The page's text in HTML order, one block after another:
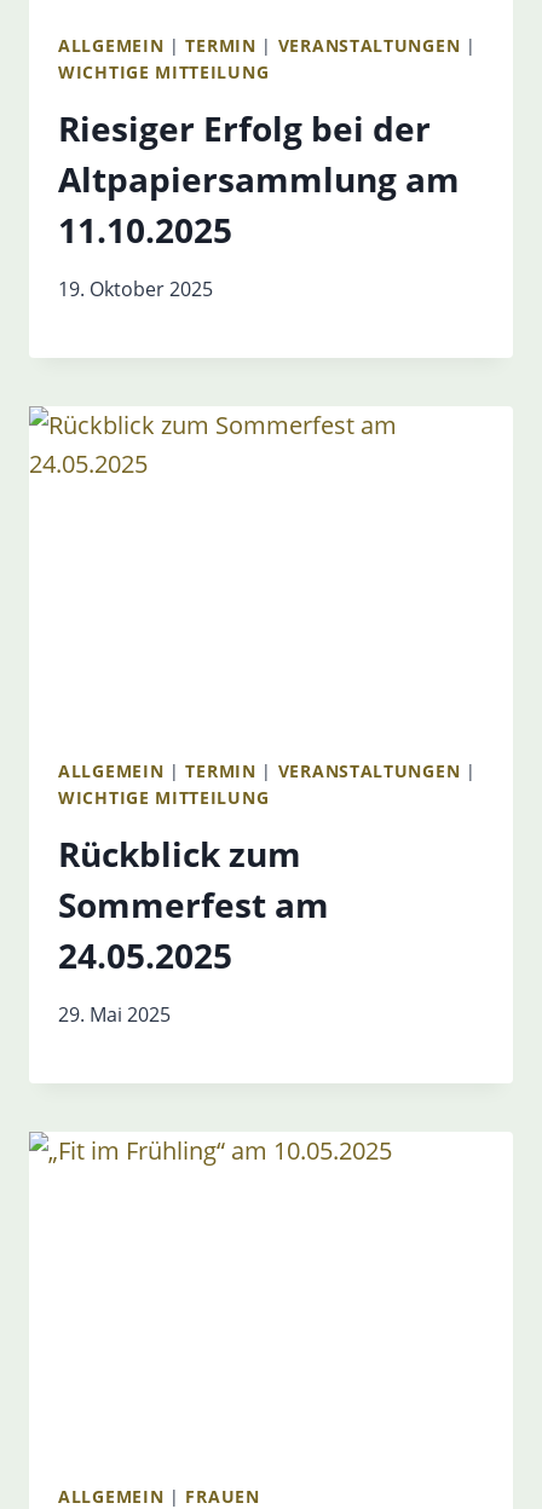
ALLGEMEIN |TERMIN | VERANSTALTUNGEN |
WICHTIGE MITTEILUNG
Riesiger Erfolg bei der
Altpapiersammlung am
11.10.2025
19. Oktober 2025
ALLGEMEIN |TERMIN | VERANSTALTUNGEN |
WICHTIGE MITTEILUNG
Rückblick zum
Sommerfest am
24.05.2025
29. Mai 2025
ALLGEMEIN | FRAUEN